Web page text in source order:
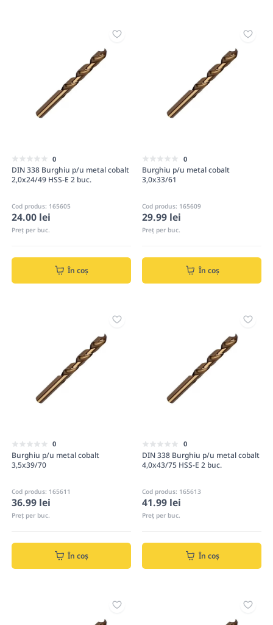
0
DIN 338 Burghiu p/u metal cobalt
2,0x24/49 HSS-E 2 buc.
Cod produs: 165605
24.00 lei
Preț per buc.
În coș
0
Burghiu p/u metal cobalt
3,0x33/61
Cod produs: 165609
29.99 lei
Preț per buc.
În coș
0
Burghiu p/u metal cobalt
3,5x39/70
Cod produs: 165611
36.99 lei
Preț per buc.
În coș
0
DIN 338 Burghiu p/u metal cobalt
4,0x43/75 HSS-E 2 buc.
Cod produs: 165613
41.99 lei
Preț per buc.
În coș